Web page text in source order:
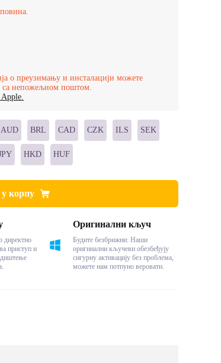
о преузимању и инсталацији можете
са непожељном поштом.
AUD BRL CAD CZK ILS SEK
HKD HUF
у корпу
директно
приступ и
Оригинални кључ
Будите безбрижни: Наши
оригинални кључеви обезбеђују
сигурну активацију без проблема,
можете нам потпуно веровати.